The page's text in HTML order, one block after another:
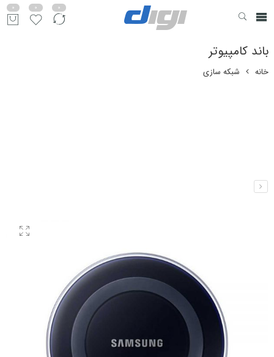
0
0
0
باند کامپیوتر
خانه شبکه سازی